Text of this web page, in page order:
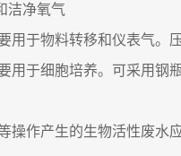
洁净氧气
用于物料转移和仪表气。
用于细胞培养。可采用钢
操作产生的生物活性废水